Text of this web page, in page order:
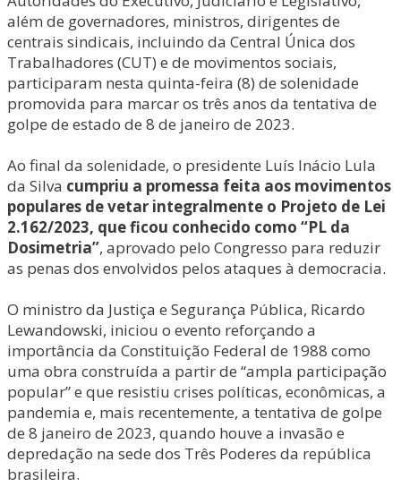
além de governadores, ministros, dirigentes de
centrais sindicais, incluindo da Central Única dos
Trabalhadores (CUT) e de movimentos sociais,
participaram nesta quinta-feira (8) de solenidade
promovida para marcar os três anos da tentativa de
golpe de estado de 8 de janeiro de 2023.
Ao final da solenidade, o presidente Luís Inácio Lula
da Silva cumpriu a promessa feita aos movimentos
populares de vetar integralmente o Projeto de Lei
2.162/2023, que ficou conhecido como “PL da
Dosimetria”, aprovado pelo Congresso para reduzir
as penas dos envolvidos pelos ataques à democracia.
O ministro da Justiça e Segurança Pública, Ricardo
Lewandowski, iniciou o evento reforçando a
importância da Constituição Federal de 1988 como
uma obra construída a partir de “ampla participação
popular” e que resistiu crises políticas, econômicas, a
pandemia e, mais recentemente, a tentativa de golpe
de 8 janeiro de 2023, quando houve a invasão e
depredação na sede dos Três Poderes da república
brasileira.